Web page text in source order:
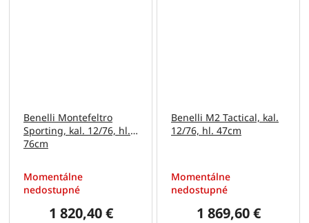
Benelli Montefeltro
Sporting, kal. 12/76, hl.
76cm
Momentálne
nedostupné
1 820,40 €
Benelli M2 Tactical, kal.
12/76, hl. 47cm
Momentálne
nedostupné
1 869,60 €